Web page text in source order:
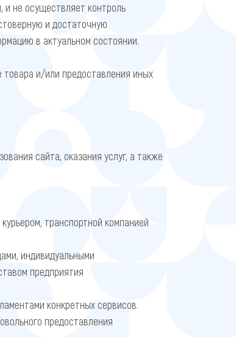
и не осуществляет контроль
и достаточную
в актуальном состоянии.
и/или предоставления иных
сайта, оказания услуг, а также
транспортной компанией
индивидуальными
предприятия
конкретных сервисов.
предоставления